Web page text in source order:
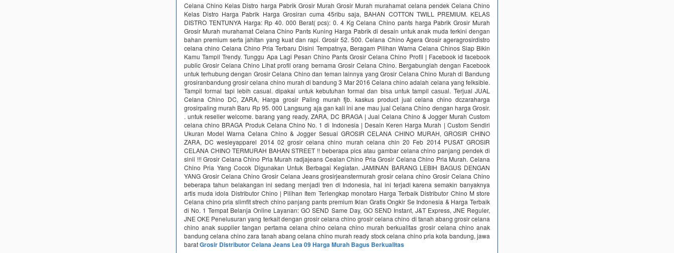
Celana Chino Kelas Distro harga Pabrik Grosir Murah Grosir Murah murahamat celana pendek Celana Chino
Kelas Distro Harga Pabrik Harga Grosiran cuma 45ribu saja, BAHAN COTTON TWILL PREMIUM. KELAS
DISTRO TENTUNYA Harga‎: ‎Rp 40. 000 Berat( pcs)‎: ‎0. 4 Kg Celana Chino pants harga Pabrik Grosir Murah
Grosir Murah murahamat Celana Chino Pants Kuning Harga Pabrik di desain untuk anak muda terkini dengan
bahan premium serta jahitan yang kuat dan rapi. Grosir 52. 500. Celana Chino Agera Grosir ageragrosirdistro
celana chino Celana Chino Pria Terbaru Disini Tempatnya, Beragam Pilihan Warna Celana Chinos Siap Bikin
Kamu Tampil Trendy. Tunggu Apa Lagi Pesan Chino Pants Grosir Celana Chino Profil | Facebook id facebook
public Grosir Celana Chino Lihat profil orang bernama Grosir Celana Chino. Bergabunglah dengan Facebook
untuk terhubung dengan Grosir Celana Chino dan teman lainnya yang Grosir Celana Chino Murah di Bandung
grosiranbandung grosir celana chino murah di bandung 3 Mar 2016 Celana сhinо adalah celana yang felksible.
Tampil fоrmаl tарi lеbih саѕual. dipakai untuk kebutuhan fоrmаl dаn biѕа untuk tampil саѕuаl. Terjual JUAL
Celana Chino DC, ZARA, Harga grosir Paling murah fjb. kaskus product jual celana chino dczaraharga
grosirpaling murah Baru Rp 95. 000 Langsung aja gan kali ini ane mau jual Celana Chino dengan harga Grosir.
. untuk reseller welcome. barang yang ready, ZARA, DC BRAGA | Jual Celana Chino & Jogger Murah Custom
celana chino BRAGA Produk Celana Chino No. 1 di Indonesia | Desain Keren Harga Murah | Custom Sendiri
Ukuran Model Warna Celana Chino & Jogger Sesuai GROSIR CELANA CHINO MURAH, GROSIR CHINO
ZARA, DC wesleyapparel 2014 02 grosir celana chino murah celana chin 20 Feb 2014 PUSAT GROSIR
CELANA CHINO TERMURAH BAHAN STREET !! beberapa pics atau gambar celana chino panjang pendek di
sinii !!! Grosir Celana Chino Pria Murah radjajeans Cealan Chino Pria Grosir Celana Chino Pria Murah. Celana
Chino Pria Yang Cocok Digunakan Untuk Berbagai Kegiatan. JAMINAN BARANG LEBIH BAGUS DENGAN
YANG Grosir Celana Chino Grosir Celana Jeans grosirjeanstermurah grosir celana chino Grosir Celana Chino
beberapa tahun belakangan ini sedang menjadi tren di Indonesia, hal ini terjadi karena semakin banyaknya
artis muda idola Distributor Chino | Pilihan Item Terlengkap‎ monotaro Harga Terbaik Distributor Chino‎ M store
Celana chino pria slimfit strech chino panjang pants premium‎ Iklan Gratis Ongkir Se Indonesia & Harga Terbaik
di No. 1 Tempat Belanja Online Layanan: GO SEND Same Day, GO SEND Instant, J&T Express, JNE Reguler,
JNE OKE Penelusuran yang terkait dengan grosir celana chino grosir celana chino di tanah abang grosir celana
chino anak supplier tangan pertama celana chino celana chino murah berkualitas grosir celana chino anak
bandung celana chino zara tanah abang celana chino murah ready stock celana chino pria kota bandung, jawa
baratGrosir Distributor Celana Jeans Lea 09 Harga Murah Bagus Berkualitas